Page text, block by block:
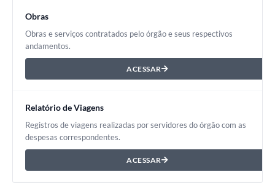
Obras
Obras e serviços contratados pelo órgão e seus respectivos
andamentos.
ACESSAR
Relatório de Viagens
Registros de viagens realizadas por servidores do órgão com as
despesas correspondentes.
ACESSAR